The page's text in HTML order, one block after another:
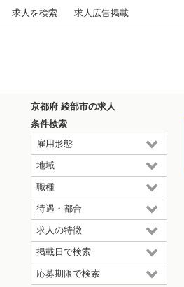
求人を検索 求人広告掲載
京都府 綾部市の求人
条件検索
雇用形態
地域
職種
待遇・都合
求人の特徴
掲載日で検索
応募期限で検索